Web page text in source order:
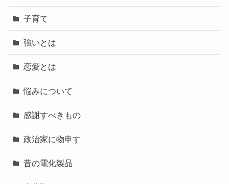
子育て
強いとは
恋愛とは
悩みについて
感謝すべきもの
政治家に物申す
昔の電化製品